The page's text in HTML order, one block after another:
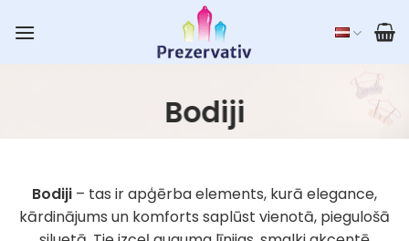
Bodiji
Bodiji – tas ir apģērba elements, kurā elegance,
kārdinājums un komforts saplūst vienotā, piegulošā